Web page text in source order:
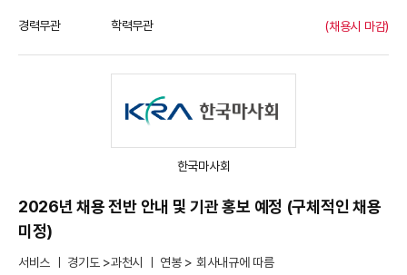
경력무관 학력무관 (채용시 마감)
한국마사회
2026년 채용 전반 안내 및 기관 홍보 예정 (구체적인 채용
미정)
서비스 ㅣ 경기도 >과천시 ㅣ 연봉 > 회사내규에 따름